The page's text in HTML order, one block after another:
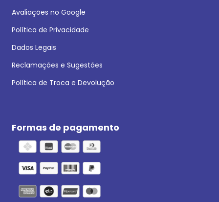
Avaliações no Google
Política de Privacidade
Dados Legais
Reclamações e Sugestões
Política de Troca e Devolução
Formas de pagamento